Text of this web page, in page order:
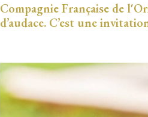
Compagnie Française de
d’audace. C’est une